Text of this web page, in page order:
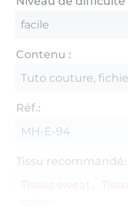
facile
Contenu :
Tuto couture,
Réf.:
MH-E-94
Tissu recommandé: